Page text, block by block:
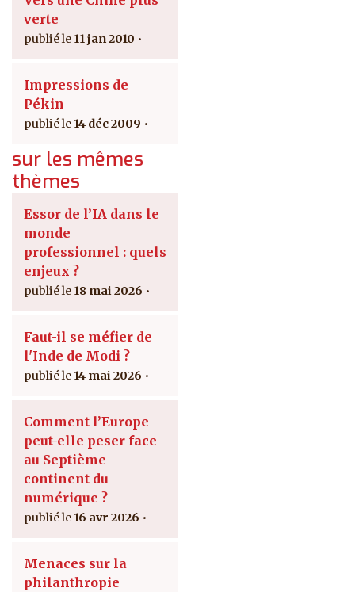
verte
11 jan 2010
Impressions de
Pékin
14 déc 2009
sur les mêmes
thèmes
Essor de l’IA dans le
monde
professionnel : quels
enjeux ?
18 mai 2026
Faut-il se méfier de
l'Inde de Modi ?
14 mai 2026
Comment l’Europe
peut-elle peser face
au Septième
continent du
numérique ?
16 avr 2026
Menaces sur la
philanthropie